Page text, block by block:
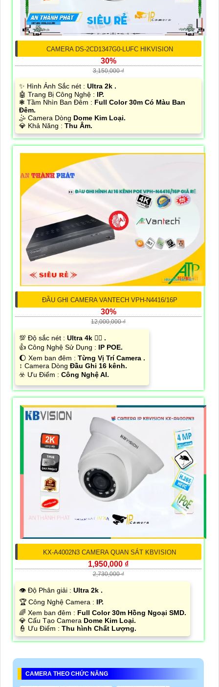
CAMERA DS-2CD1347G0-LUFC HIKVISION
30%
3,150,000 ₫
✨ Hình Ảnh Sắc nét : Ultra 2k .
🤖️ Trang Bị Công Nghệ : IP.
❃ Tầm Nhìn Ban Đêm : Full Color 30m Có Màu Ban
Đêm.
🤹 Camera Dòng Dome Kim Loại.
️💎 Khả Năng : Thu Âm.
ĐẦU GHI CAMERA VANTECH VPH-N4416/16P
30%
12,000,000 ₫
💯 Độ sắc nét : Ultra 4k 👍🏾 .
👍 Công Nghệ Sử Dụng : IP POE.
🌔 Xem ban đêm : Từng Vị Trí Camera .
↕️ Camera Dòng Đầu Ghi 16 kênh.
️☣️ Ưu Điểm : Công Nghệ AI.
KX-A4002N3 CAMERA QUAN SÁT KBVISION
1,950,000 ₫
2,730,000 ₫
👁 Độ Phân giải : Ultra 2k .
🏆 Công Nghệ Camera : IP.
🌈 Xem ban đêm : Full Color 30m Hồng Ngoại SMD.
💎 Cấu Tạo Camera Dome Kim Loại.
️👮 Ưu Điểm : Thu hình Chất Lượng.
CAMERA THEO CHỨC NĂNG